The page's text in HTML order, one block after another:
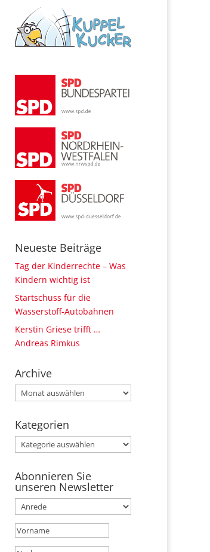
Neueste Beiträge
Tag der Kinderrechte – Was
Kindern wichtig ist
Startschuss für die
Wasserstoff-Autobahnen
Kerstin Griese trifft …
Andreas Rimkus
Archive
Archive
Kategorien
Kategorien
Abonnieren Sie
unseren Newsletter